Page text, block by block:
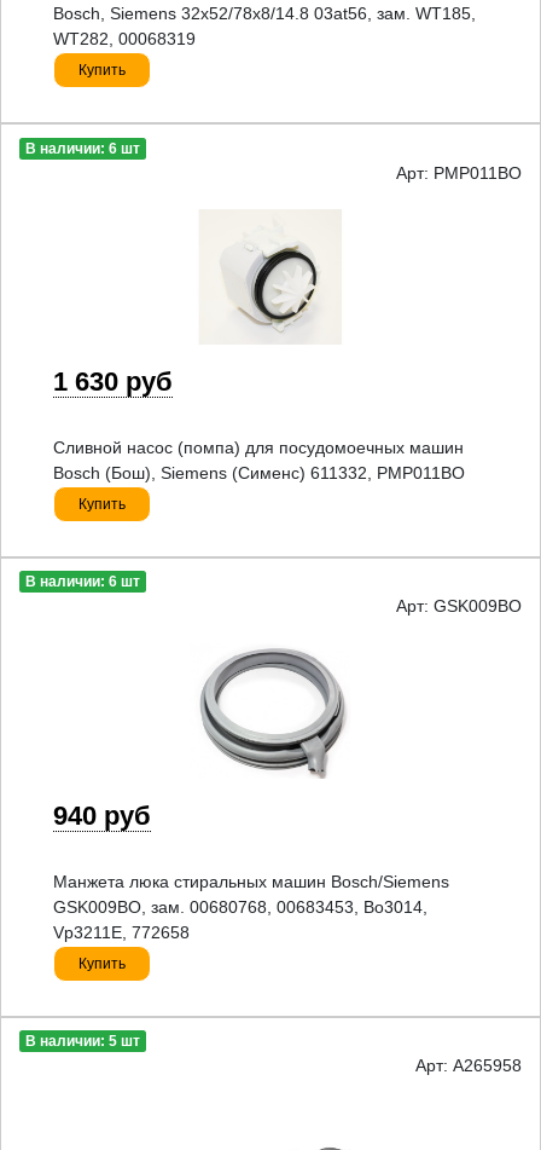
Bosch, Siemens 32x52/78x8/14.8 03at56, зам. WT185,
WT282, 00068319
Купить
В наличии: 6 шт
Арт: PMP011BO
1 630 руб
Сливной насос (помпа) для посудомоечных машин
Bosch (Бош), Siemens (Сименс) 611332, PMP011BO
Купить
В наличии: 6 шт
Арт: GSK009BO
940 руб
Манжета люка стиральных машин Bosch/Siemens
GSK009BO, зам. 00680768, 00683453, Bo3014,
Vp3211E, 772658
Купить
В наличии: 5 шт
Арт: A265958